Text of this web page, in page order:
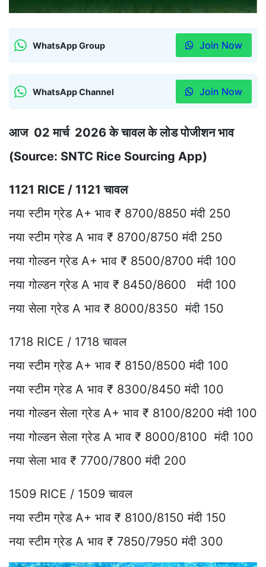
WhatsApp Group Join Now
WhatsApp Channel Join Now
आज 02 मार्च 2026 के चावल के लोड पोजीशन भाव
(Source: SNTC Rice Sourcing App)
1121 RICE / 1121 चावल
नया स्टीम ग्रेड A+ भाव ₹ 8700/8850 मंदी 250
नया स्टीम ग्रेड A भाव ₹ 8700/8750 मंदी 250
नया गोल्डन ग्रेड A+ भाव ₹ 8500/8700 मंदी 100
नया गोल्डन ग्रेड A भाव ₹ 8450/8600 मंदी 100
नया सेला ग्रेड A भाव ₹ 8000/8350 मंदी 150
1718 RICE / 1718 चावल
नया स्टीम ग्रेड A+ भाव ₹ 8150/8500 मंदी 100
नया स्टीम ग्रेड A भाव ₹ 8300/8450 मंदी 100
नया गोल्डन सेला ग्रेड A+ भाव ₹ 8100/8200 मंदी 100
नया गोल्डन सेला ग्रेड A भाव ₹ 8000/8100 मंदी 100
नया सेला भाव ₹ 7700/7800 मंदी 200
1509 RICE / 1509 चावल
नया स्टीम ग्रेड A+ भाव ₹ 8100/8150 मंदी 150
नया स्टीम ग्रेड A भाव ₹ 7850/7950 मंदी 300